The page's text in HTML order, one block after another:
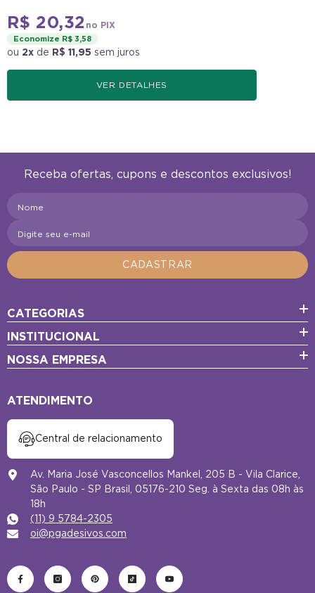
R$ 20,32 no PIX
Economize R$ 3,58
ou 2x de R$ 11,95 sem juros
VER DETALHES
Receba ofertas, cupons e descontos exclusivos!
Nome
Digite seu e-mail
CADASTRAR
CATEGORIAS
INSTITUCIONAL
NOSSA EMPRESA
ATENDIMENTO
Central de relacionamento
Av. Maria José Vasconcellos Mankel, 205 B - Vila Clarice,
São Paulo - SP Brasil, 05176-210 Seg. à Sexta das 08h às
18h
(11) 9 5784-2305
oi@pgadesivos.com